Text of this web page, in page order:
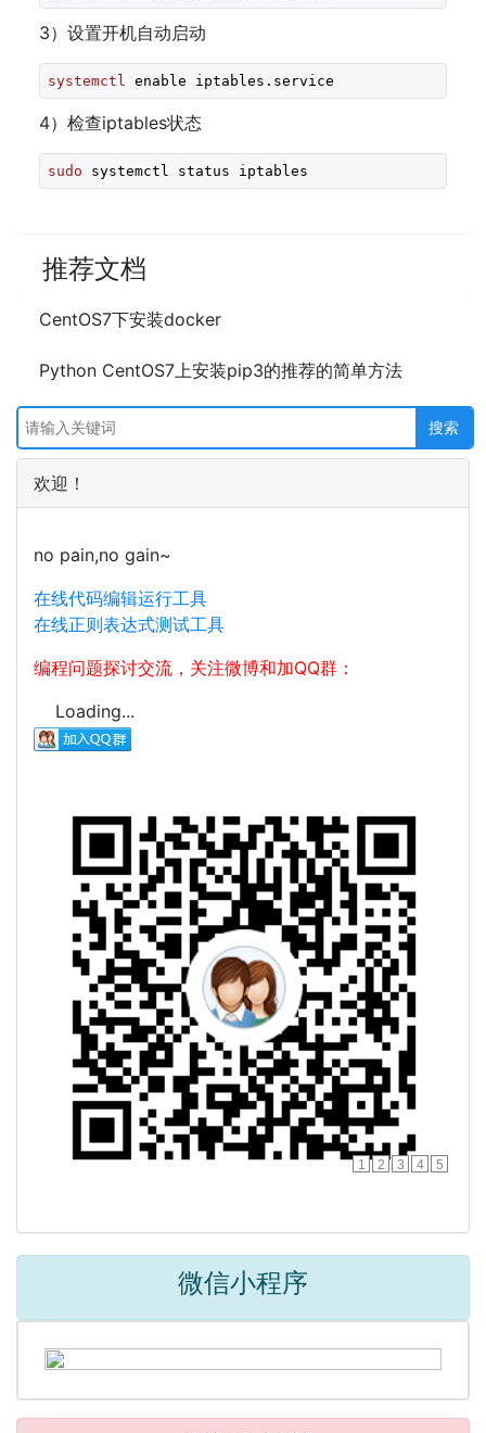
3）设置开机自动启动
systemctl enable iptables.service
4）检查iptables状态
sudo systemctl status iptables
推荐文档
CentOS7下安装docker
Python CentOS7上安装pip3的推荐的简单方法
欢迎！
no pain,no gain~
在线代码编辑运行工具
在线正则表达式测试工具
编程问题探讨交流，关注微博和加QQ群：
Loading...
1 2 3 4 5
微信小程序